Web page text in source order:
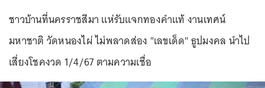
ชาวบ้านที่นครราชสีมา แห่รับแจกทองคำแท้ งานเทศน์
มหาชาติ วัดหนองไผ่ ไม่พลาดส่อง "เลขเด็ด" ธูปมงคล นำไป
เสี่ยงโชคงวด 1/4/67 ตามความเชื่อ